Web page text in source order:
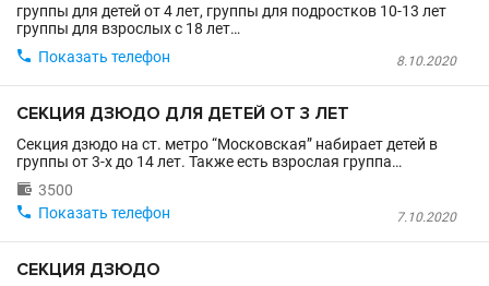
группы для детей от 4 лет, группы для подростков 10-13 лет
группы для взрослых с 18 лет…
8.10.2020
 Показать телефон
СЕКЦИЯ ДЗЮДО ДЛЯ ДЕТЕЙ ОТ 3 ЛЕТ
Секция дзюдо на ст. метро “Московская” набирает детей в
группы от 3-х до 14 лет. Также есть взрослая группа…
 3500
7.10.2020
 Показать телефон
СЕКЦИЯ ДЗЮДО